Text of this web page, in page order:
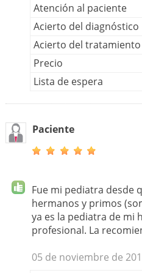
Atención al paciente
Acierto del diagnóstico
Acierto del tratamiento
Precio
Lista de espera
Paciente
Fue mi pediatra desde
hermanos y primos
ya es la pediatra de mi
profesional. La
05 de noviembre de